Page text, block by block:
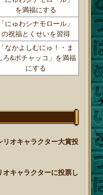
を満福にする
「にゅわシナモロール」
の祝福とくせいを習得
「なかよしむにゅ！・ま
ろ&ポチャッコ」を満福
にする
リオキャラクター大賞投
キャラクターに投票し